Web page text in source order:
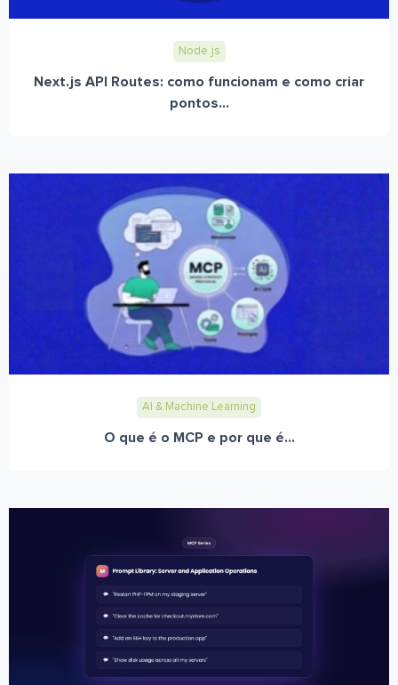
Node.js
Next.js API Routes: como funcionam e como criar
pontos...
AI & Machine Learning
O que é o MCP e por que é...